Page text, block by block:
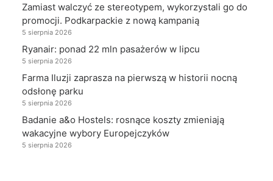
Zamiast walczyć ze stereotypem, wykorzystali go do
promocji. Podkarpackie z nową kampanią
5 sierpnia 2026
Ryanair: ponad 22 mln pasażerów w lipcu
5 sierpnia 2026
Farma Iluzji zaprasza na pierwszą w historii nocną
odsłonę parku
5 sierpnia 2026
Badanie a&o Hostels: rosnące koszty zmieniają
wakacyjne wybory Europejczyków
5 sierpnia 2026